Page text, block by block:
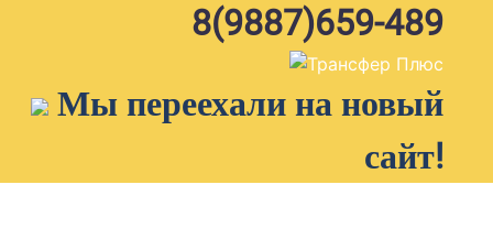
8(9887)659-489
Мы переехали на новый
сайт!